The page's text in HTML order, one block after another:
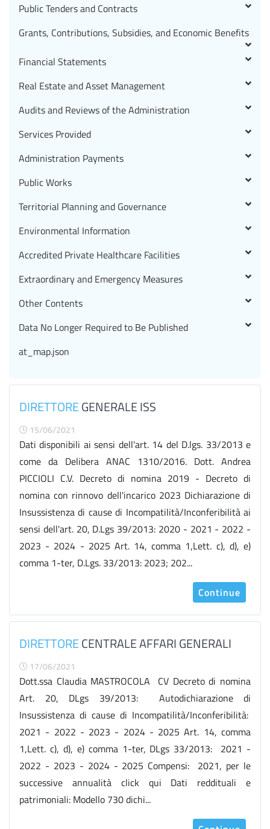
DIRETTOREGENERALE ISS
15/06/2021
Dati disponibili ai sensi dell'art. 14 del D.lgs. 33/2013 e
come da Delibera ANAC 1310/2016. Dott. Andrea
PICCIOLI C.V. Decreto di nomina 2019 - Decreto di
nomina con rinnovo dell'incarico 2023 Dichiarazione di
Insussistenza di cause di Incompatilità/Inconferibilità ai
sensi dell'art. 20, D.Lgs 39/2013: 2020 - 2021 - 2022 -
2023 - 2024 - 2025 Art. 14, comma 1,Lett. c), d), e)
comma 1-ter, D.Lgs. 33/2013: 2023; 202...
Continue
DIRETTORECENTRALE AFFARI GENERALI
17/06/2021
Dott.ssa Claudia MASTROCOLA CV Decreto di nomina
Art. 20, DLgs 39/2013: Autodichiarazione di
Insussistenza di cause di Incompatilità/Inconferibilità:
2021 - 2022 - 2023 - 2024 - 2025 Art. 14, comma
1,Lett. c), d), e) comma 1-ter, DLgs 33/2013: 2021 -
2022 - 2023 - 2024 - 2025 Compensi: 2021, per le
successive annualità click qui Dati reddituali e
patrimoniali: Modello 730 dichi...
Public Tenders and Contracts
Grants, Contributions, Subsidies, and Economic Benefits
Financial Statements
Real Estate and Asset Management
Audits and Reviews of the Administration
Services Provided
Administration Payments
Public Works
Territorial Planning and Governance
Environmental Information
Accredited Private Healthcare Facilities
Extraordinary and Emergency Measures
Other Contents
Data No Longer Required to Be Published
at_map.json